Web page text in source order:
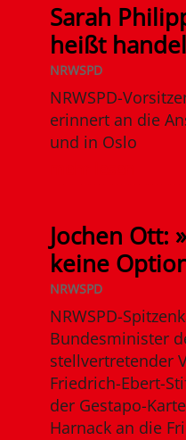
Sarah
heißt
NRWSPD
NRWSPD-
erinnert an die
und in Oslo
Jochen Ott:
keine
NRWSPD
NRWSPD-
Bundesminister
stellvertretender
Friedrich-Ebert-
der Gestapo-
Harnack an die